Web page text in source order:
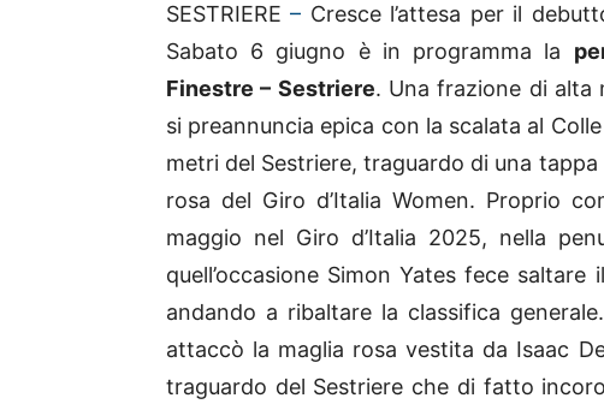
SESTRIERE– Cresce l’attesa per il
Sabato 6 giugno è in programma la
Finestre – Sestriere. Una frazione di alta
si preannuncia epica con la scalata al
metri del Sestriere, traguardo di una tappa
rosa del Giro d’Italia Women. Proprio
maggio nel Giro d’Italia 2025, nella
quell’occasione Simon Yates fece
andando a ribaltare la classifica
attaccò la maglia rosa vestita da Isaac
traguardo del Sestriere che di fatto